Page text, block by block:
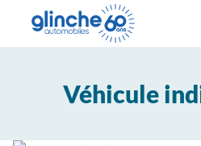
Véhicule